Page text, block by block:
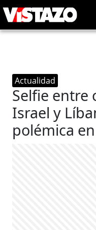
Actualidad
Selfie entre
Israel y
polémica